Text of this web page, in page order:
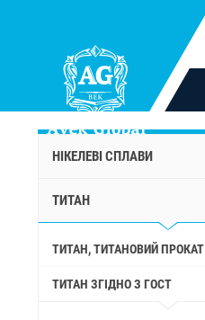
НІКЕЛЕВІ СПЛАВИ
ТИТАН
ТИТАН, ТИТАНОВИЙ ПРОКАТ
ТИТАН ЗГІДНО З ГОСТ